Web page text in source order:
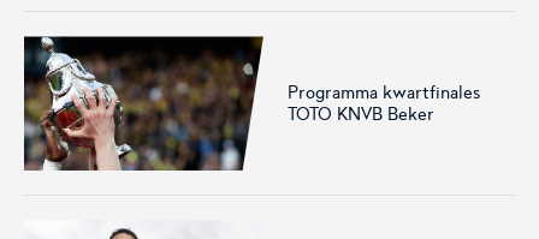
Eredivisie met het laatste
nieuws, programma,
standen en alle
samenvattingen.
Programma kwartfinales
TOTO KNVB Beker